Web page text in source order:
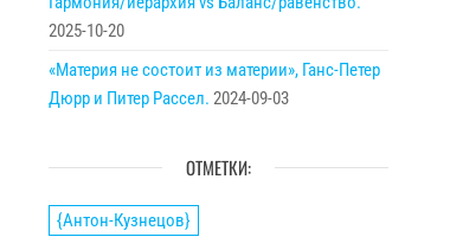
2025-10-20
«Материя не состоит из материи», Ганс-Петер
Дюрр и Питер Рассел. 2024-09-03
ОТМЕТКИ:
{Антон-Кузнецов}